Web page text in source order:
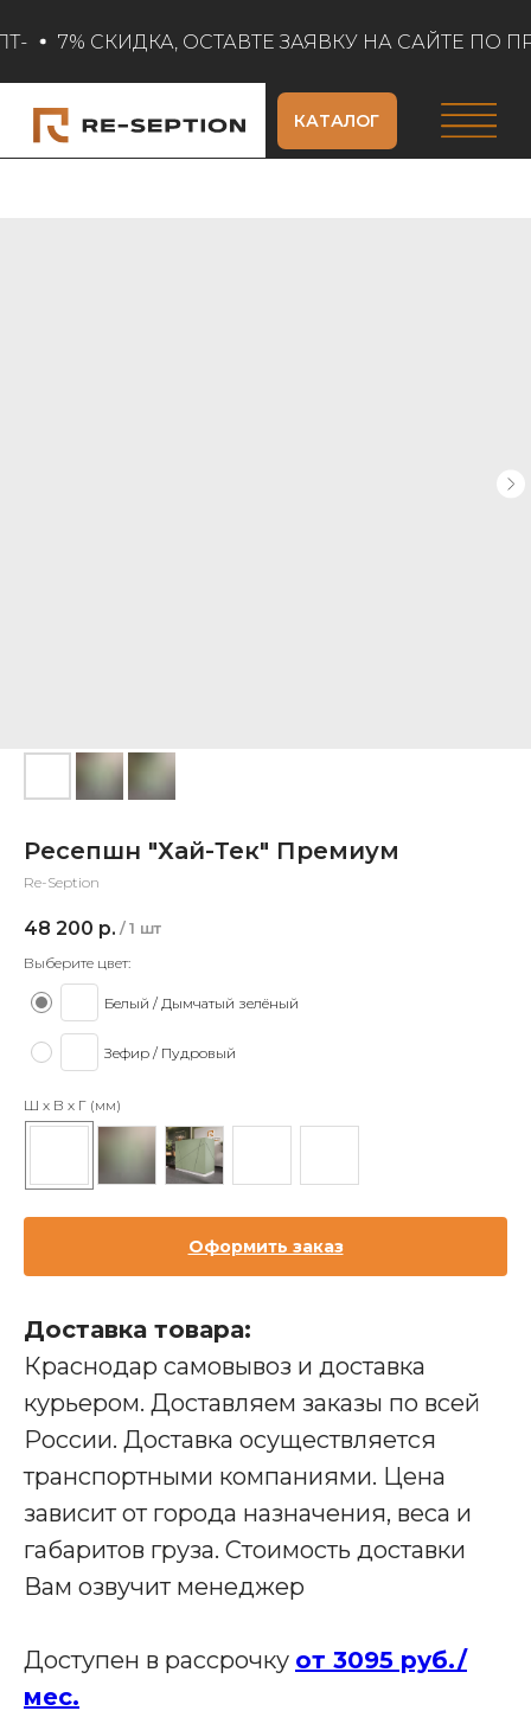
7% СКИДКА, ОСТАВТЕ ЗАЯВКУ НА САЙТЕ ПО
КАТАЛОГ
Ресепшн "Хай-Тек" Премиум
Re-Seption
48 200 р. / 1 шт
Выберите цвет:
Белый / Дымчатый зелёный
Зефир / Пудровый
Ш х В х Г (мм)
Оформить заказ
Доставка товара:
Краснодар самовывоз и доставка
курьером. Доставляем заказы по всей
России. Доставка осуществляется
транспортными компаниями. Цена
зависит от города назначения, веса и
габаритов груза. Стоимость доставки
Вам озвучит менеджер
Доступен в рассрочку от 3095 руб./
мес.
Производство мебели для бизнеса
Наши адреса:
Офис в Краснодаре:
г. Краснодар, улица Шоссе Нефтяников, д. 28,